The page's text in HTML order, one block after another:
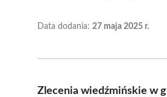
Data dodania: 27 maja 2025 r.
Zlecenia wiedźmińskie w